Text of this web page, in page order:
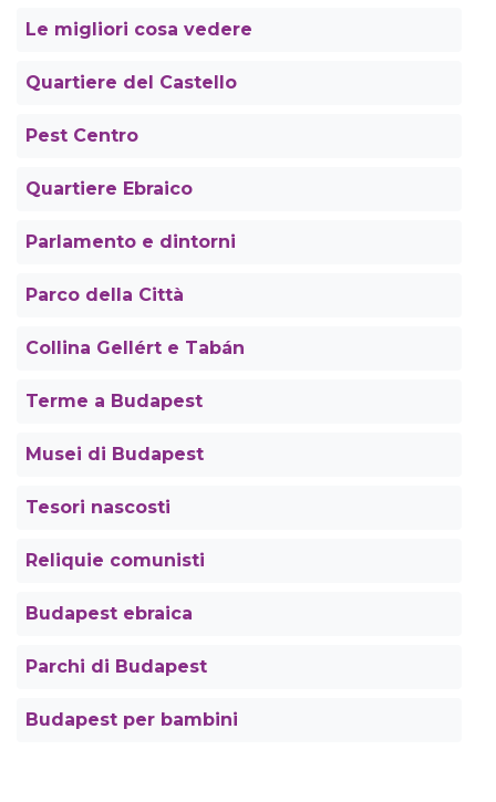
Le migliori cosa vedere
Quartiere del Castello
Pest Centro
Quartiere Ebraico
Parlamento e dintorni
Parco della Città
Collina Gellért e Tabán
Terme a Budapest
Musei di Budapest
Tesori nascosti
Reliquie comunisti
Budapest ebraica
Parchi di Budapest
Budapest per bambini